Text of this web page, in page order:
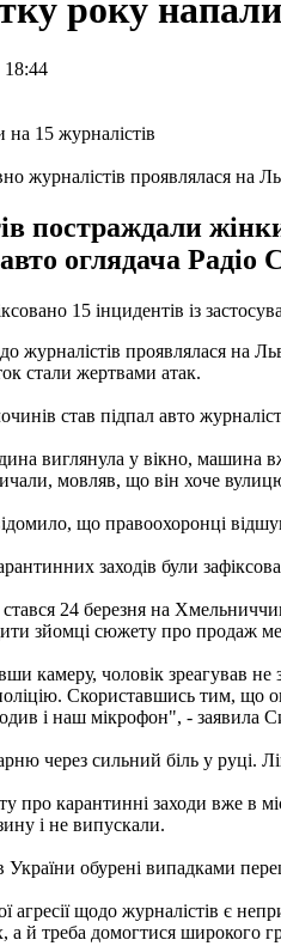
року
18:44
журналістів проявлялася на
постраждали
оглядача Радіо
15 інцидентів із
журналістів проявлялася на
стали жертвами атак.
став підпал авто
виглянула у вікно, машина
мовляв, що він хоче
що правоохоронці
заходів були
24 березня на
зйомці сюжету про продаж
камеру, чоловік зреагував
Скориставшись тим, що
і наш мікрофон", - заявила
через сильний біль у руці.
про карантинні заходи вже в
і не випускали.
України обурені випадками
агресії щодо журналістів є
а й треба домогтися широкого